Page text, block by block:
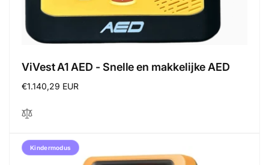
ViVest A1 AED - Snelle en makkelijke AED
Regular
€1.140,29 EUR
Kindermodus